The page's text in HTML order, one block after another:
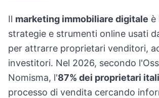
Il marketing immobiliare digitale è
strategie e strumenti online usati
per attrarre proprietari venditori,
investitori. Nel 2026, secondo
Nomisma, l'87% dei proprietari
processo di vendita cercando